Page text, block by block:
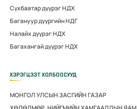
Сүхбаатар дүүрэг НДХ
Багануур дүүргийн НДГ
Налайх дүүрэг НДХ
Багахангай дүүрэг НДХ
ХЭРЭГЦЭЭТ ХОЛБООСУУД
МОНГОЛ УЛСЫН ЗАСГИЙН ГАЗАР